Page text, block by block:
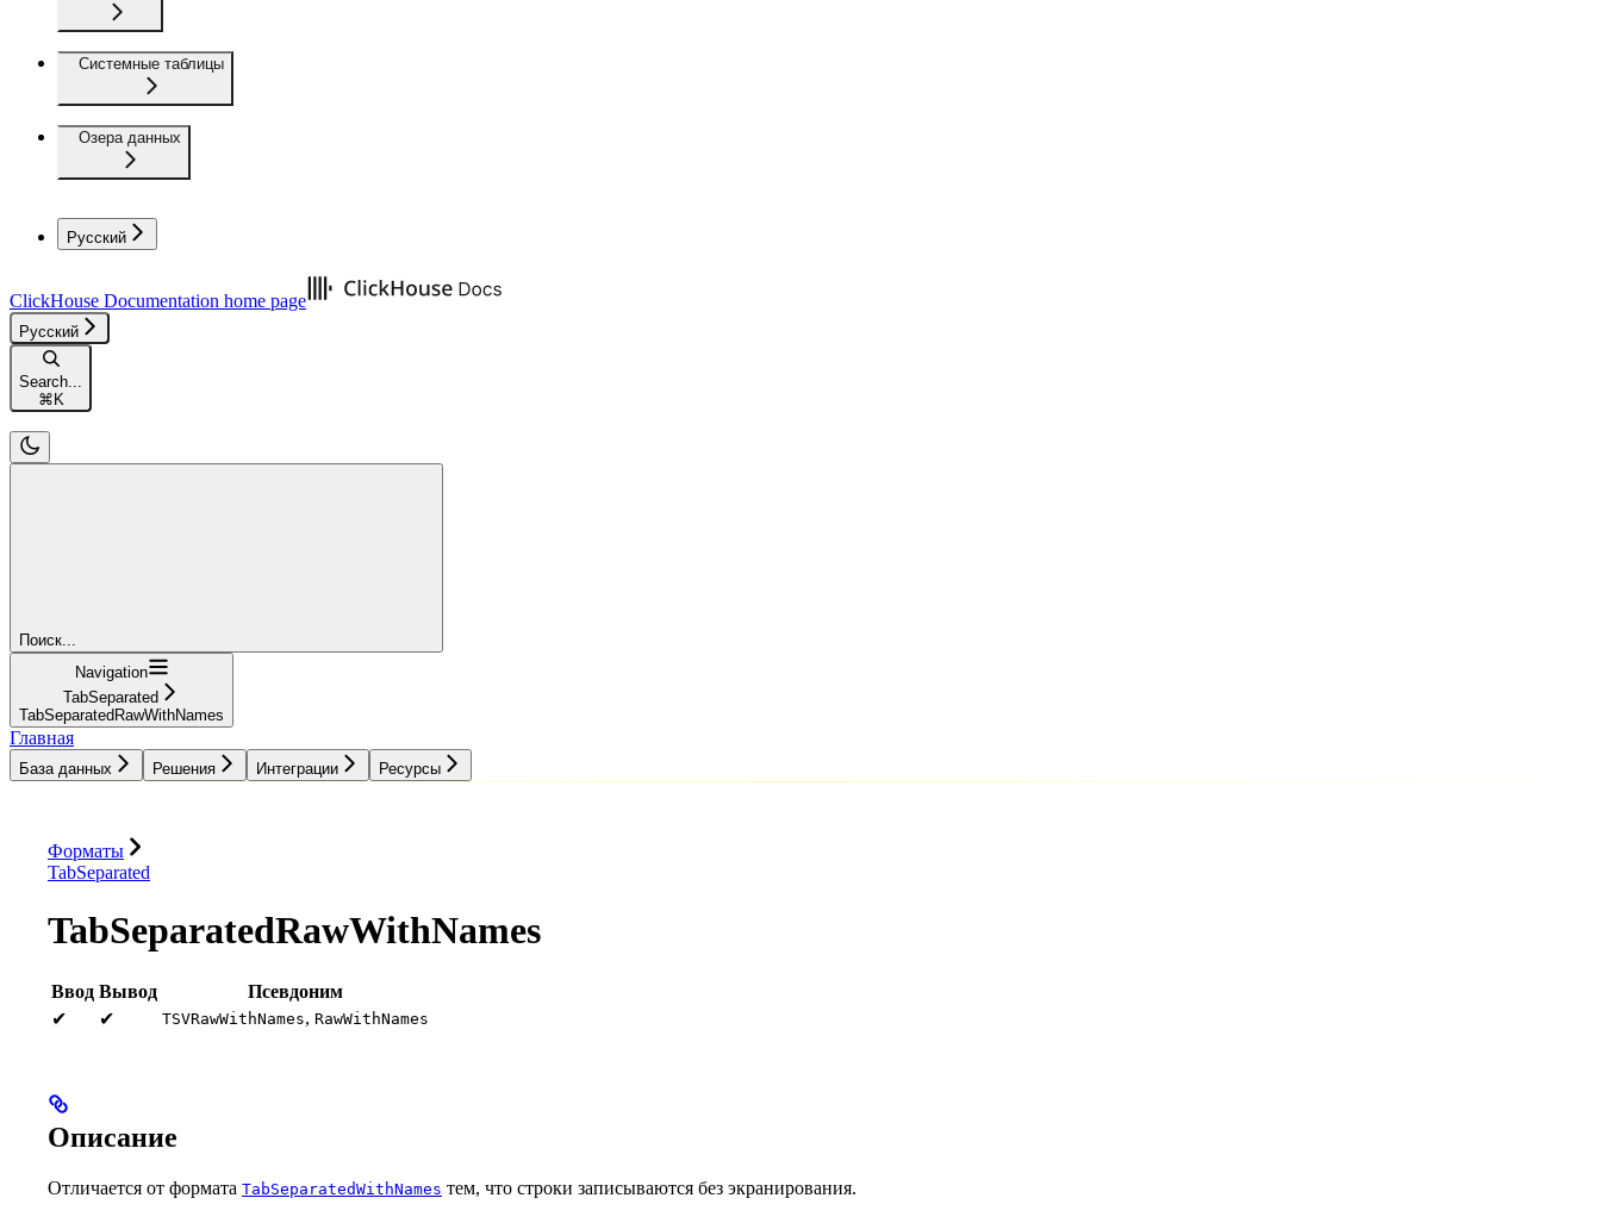
Системные таблицы
Озера данных
Русский
ClickHouse Documentation home page
Русский
Search...
⌘K
Поиск...
Navigation
TabSeparated
TabSeparatedRawWithNames
Главная
База данных Решения Интеграции Ресурсы
Форматы
TabSeparated
TabSeparatedRawWithNames
Ввод Вывод
Псевдоним
✔
✔ TSVRawWithNames, RawWithNames
Описание
Отличается от формата TabSeparatedWithNames тем, что строки записываются без экранирования.